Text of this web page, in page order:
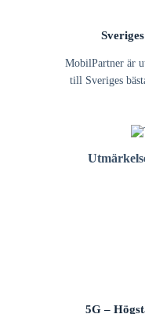
MobilPartner är
till Sveriges
5G –